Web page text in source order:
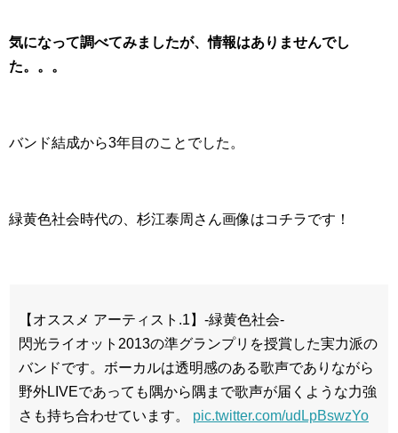
気になって調べてみましたが、情報はありませんでし
た。。。
バンド結成から3年目のことでした。
緑黄色社会時代の、杉江泰周さん画像はコチラです！
【オススメ アーティスト.1】-緑黄色社会-
閃光ライオット2013の準グランプリを授賞した実力派の
バンドです。ボーカルは透明感のある歌声でありながら
野外LIVEであっても隅から隅まで歌声が届くような力強
さも持ち合わせています。 pic.twitter.com/udLpBswzYo